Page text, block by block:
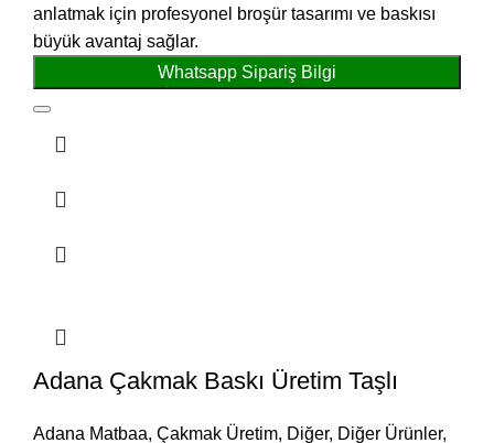
anlatmak için profesyonel broşür tasarımı ve baskısı
büyük avantaj sağlar.
Whatsapp Sipariş Bilgi
Adana Çakmak Baskı Üretim Taşlı
Adana Matbaa, Çakmak Üretim, Diğer, Diğer Ürünler,